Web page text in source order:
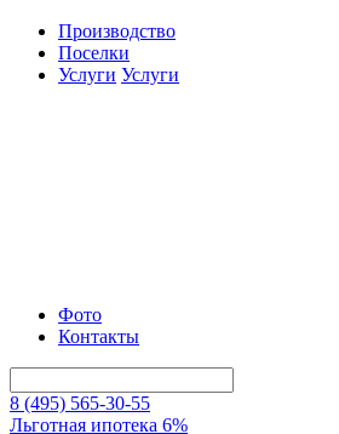
Производство
Поселки
Услуги Услуги
Фото
Контакты
8 (495) 565-30-55
Льготная ипотека 6%